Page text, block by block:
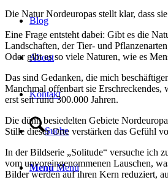
Blog
About
Kontakt
Suche
Menü Menü
Die Natur Nordeuropas stellt klar, dass
Eine Frage entsteht dabei: Gibt es die
Landschaften, der Tier- und
Oder gibt es so viele Naturen, wie es
Das sind Gedanken, die mich
Manchmal offenbart sie
erst seit rund 300.000 Jahren.
Die dünn besiedelten Gebiete
Stille dieser Orte verstärken das Gefühl
In der Bildserie „Solitude“ versuche ich
vom unvoreingenommenen Lauschen,
Bilder werden auf ihren Kern reduziert,